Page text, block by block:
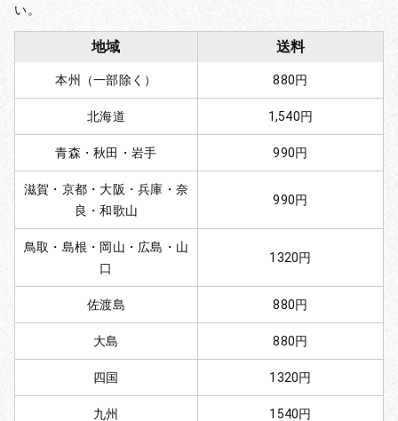
い。
地域 送料
本州（一部除く） 880円
北海道 1,540円
青森・秋田・岩手 990円
滋賀・京都・大阪・兵庫・奈
良・和歌山
990円
鳥取・島根・岡山・広島・山
口
1320円
佐渡島 880円
大島 880円
四国 1320円
九州 1540円